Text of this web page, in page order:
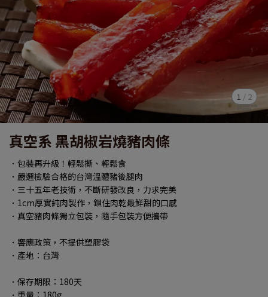
1 / 2
真空系 黑胡椒岩燒豬肉條
．包裝再升級！輕鬆撕、輕鬆食
．嚴選檢驗合格的台灣溫體豬後腿肉
．三十五年老技術，不斷研發改良，力求完美
．1cm厚實純肉製作，鎖住肉乾最鮮甜的口感
．真空豬肉條獨立包裝，隨手包裝方便攜帶
．響應政策，不提供塑膠袋
．產地：台灣
．保存期限：180天
．重量：180g